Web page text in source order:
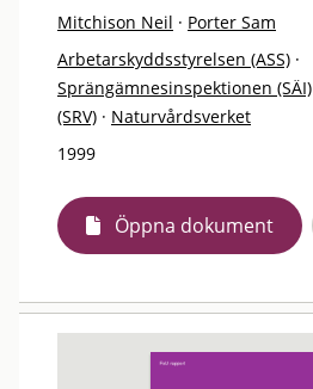
Mitchison Neil · Porter Sam
Arbetarskyddsstyrelsen (ASS) ·
Sprängämnesinspektionen (SÄI)
(SRV) · Naturvårdsverket
1999
Öppna dokument